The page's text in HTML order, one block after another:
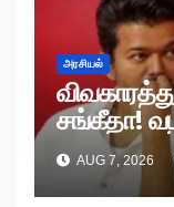
அரசியல்
சங்கீதா!
AUG 7, 2026